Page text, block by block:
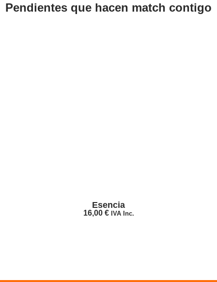
Pendientes que hacen match contigo
Esencia
16,00 € IVA Inc.